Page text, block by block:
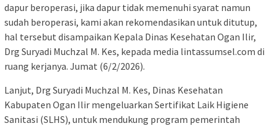
dapur beroperasi, jika dapur tidak memenuhi syarat namun
sudah beroperasi, kami akan rekomendasikan untuk ditutup,
hal tersebut disampaikan Kepala Dinas Kesehatan Ogan Ilir,
Drg Suryadi Muchzal M. Kes, kepada media lintassumsel.com di
ruang kerjanya. Jumat (6/2/2026).
Lanjut, Drg Suryadi Muchzal M. Kes, Dinas Kesehatan
Kabupaten Ogan Ilir mengeluarkan Sertifikat Laik Higiene
Sanitasi (SLHS), untuk mendukung program pemerintah